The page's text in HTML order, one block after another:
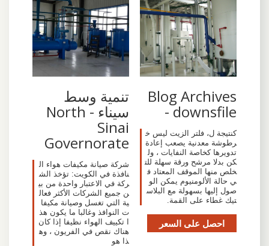
Blog Archives
- downsfile
كنتيجة ل، فلتر الزيت ليس خ
رطوشة معدنية يصعب إعادة
تدويرها كخاصة النفايات ، ول
كن بدلا مرشح ورقة سهلة للت
خلص منها الموقف المعتاد ف
ي حالة الألومنيوم يمكن الو
صول إليها بسهولة مع البلاس
تيك غطاء على القمة.
احصل على السعر
تنمية وسط
سيناء - North
Sinai
Governorate
شركة صيانة مكيفات هواء ال
نافذة في الكويت: تؤخذ الش
ركة في الاعتبار واحدة من بي
ن جميع الشركات الأكثر فعال
ية التي تغسل وصيانة مكيفا
ت النوافذ وغالبا ما يكون هذ
ا تكييف الهواء نظيفا إذا كان
هناك نقص في الفريون ، وه
ذا هو